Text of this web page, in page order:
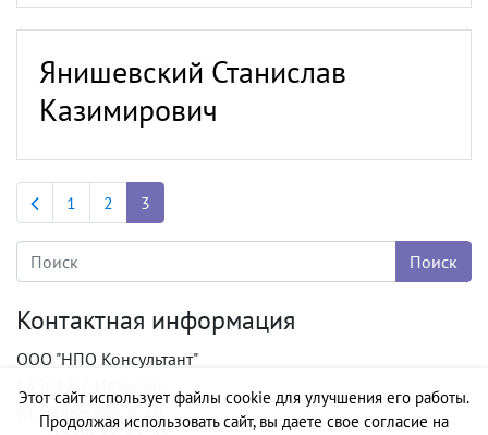
Янишевский Станислав
Казимирович
Previous page
1 2 3
Контактная информация
ООО "НПО Консультант"
ул. Палехская, д. 10
Этот сайт использует файлы cookie для улучшения его работы.
Продолжая использовать сайт, вы даете свое согласие на